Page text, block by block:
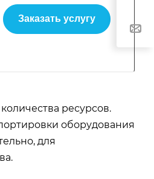
Заказать услугу
ресурсов.
оборудования
для